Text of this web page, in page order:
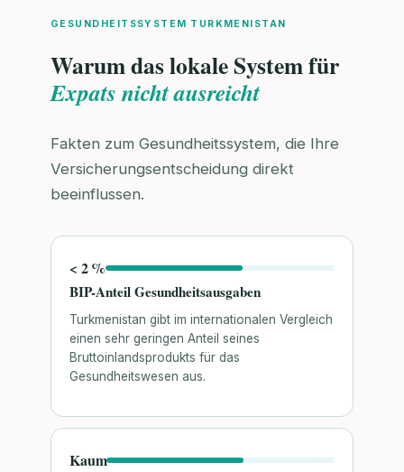
GESUNDHEITSSYSTEM TURKMENISTAN
Warum das lokale System für
Expats nicht ausreicht
Fakten zum Gesundheitssystem, die Ihre
Versicherungsentscheidung direkt
beeinflussen.
< 2 %
BIP-Anteil Gesundheitsausgaben
Turkmenistan gibt im internationalen Vergleich
einen sehr geringen Anteil seines
Bruttoinlandsprodukts für das
Gesundheitswesen aus.
Kaum